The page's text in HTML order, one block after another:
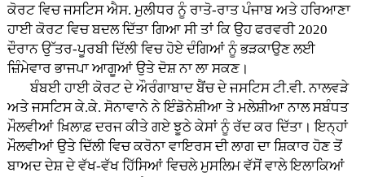
ਕੋਰਟ ਵਿਚ ਜਸਟਿਸ ਐਸ. ਮੁਲੀਧਰ ਨੂੰ ਰਾਤੋ-ਰਾਤ ਪੰਜਾਬ ਅਤੇ ਹਰਿਆਣਾ
ਹਾਈ ਕੋਰਟ ਵਿਚ ਬਦਲ ਦਿੱਤਾ ਗਿਆ ਸੀ ਤਾਂ ਕਿ ਉਹ ਫਰਵਰੀ 2020
ਦੌਰਾਨ ਉੱਤਰ-ਪੂਰਬੀ ਦਿੱਲੀ ਵਿਚ ਹੋਏ ਦੰਗਿਆਂ ਨੂੰ ਭੜਕਾਉਣ ਲਈ
ਜ਼ਿੰਮੇਵਾਰ ਭਾਜਪਾ ਆਗੂਆਂ ਉਤੇ ਦੋਸ਼ ਨਾ ਲਾ ਸਕਣ।
ਬੰਬਈ ਹਾਈ ਕੋਰਟ ਦੇ ਔਰੰਗਾਬਾਦ ਬੈਂਚ ਦੇ ਜਸਟਿਸ ਟੀ.ਵੀ. ਨਾਲਵੜੇ
ਅਤੇ ਜਸਟਿਸ ਕੇ.ਕੇ. ਸੋਨਾਵਾਨੇ ਨੇ ਇੰਡੋਨੇਸ਼ੀਆ ਤੇ ਮਲੇਸ਼ੀਆ ਨਾਲ ਸਬੰਧਤ
ਮੌਲਵੀਆਂ ਖ਼ਿਲਾਫ਼ ਦਰਜ ਕੀਤੇ ਗਏ ਝੂਠੇ ਕੇਸਾਂ ਨੂੰ ਰੱਦ ਕਰ ਦਿੱਤਾ। ਇਨ੍ਹਾਂ
ਮੌਲਵੀਆਂ ਉਤੇ ਦਿੱਲੀ ਵਿਚ ਕਰੋਨਾ ਵਾਇਰਸ ਦੀ ਲਾਗ ਦਾ ਸ਼ਿਕਾਰ ਹੋਣ ਤੋਂ
ਬਾਅਦ ਦੇਸ਼ ਦੇ ਵੱਖ-ਵੱਖ ਹਿੱਸਿਆਂ ਵਿਚਲੇ ਮੁਸਲਿਮ ਵੱਸੋਂ ਵਾਲੇ ਇਲਾਕਿਆਂ